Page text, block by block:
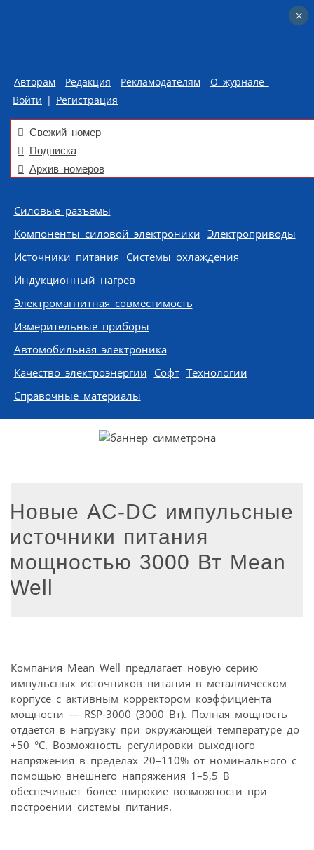
Авторам Редакция Рекламодателям
О журнале
Войти | Регистрация
Свежий номер
Подписка
Архив номеров
Skip to content
Силовые разъемы
Компоненты силовой электроники Электроприводы
Источники питания Системы охлаждения
Индукционный нагрев
Электромагнитная совместимость
Измерительные приборы
Автомобильная электроника
Качество электроэнергии Софт Технологии
Справочные материалы
Новые AC-DC импульсные
источники питания
мощностью 3000 Вт Mean
Well
Компания Mean Well предлагает новую серию
импульсных источников питания в металлическом
корпусе с активным корректором коэффициента
мощности — RSP-3000 (3000 Вт). Полная мощность
отдается в нагрузку при окружающей температуре до
+50 °С. Возможность регулировки выходного
напряжения в пределах 20–110% от номинального с
помощью внешнего напряжения 1–5,5 В
обеспечивает более широкие возможности при
построении системы питания.
×
×